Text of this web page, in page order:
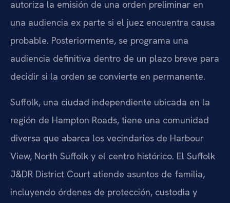
autoriza la emisión de una orden preliminar en
una audiencia ex parte si el juez encuentra causa
probable. Posteriormente, se programa una
audiencia definitiva dentro de un plazo breve para
decidir si la orden se convierte en permanente.
Suffolk, una ciudad independiente ubicada en la
región de Hampton Roads, tiene una comunidad
diversa que abarca los vecindarios de Harbour
View, North Suffolk y el centro histórico. El Suffolk
J&DR District Court atiende asuntos de familia,
incluyendo órdenes de protección, custodia y